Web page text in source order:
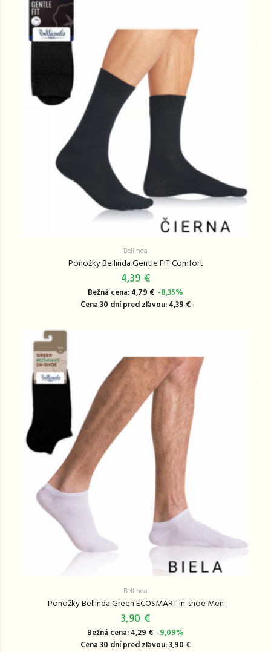
Bellinda
Ponožky Bellinda Gentle FIT Comfort
4,39 €
Bežná cena: 4,79 € -8,35%
Cena 30 dní pred zľavou: 4,39 €
Bellinda
Ponožky Bellinda Green ECOSMART in-shoe Men
3,90 €
Bežná cena: 4,29 € -9,09%
Cena 30 dní pred zľavou: 3,90 €